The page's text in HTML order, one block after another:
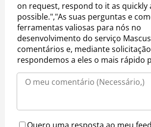
on request, respond to it as quickly
possible.","As suas perguntas e
ferramentas valiosas para nós no
desenvolvimento do serviço
comentários e, mediante
respondemos a eles o mais rápido